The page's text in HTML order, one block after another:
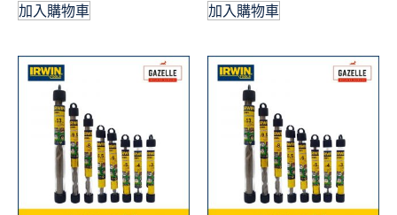
加入購物車 加入購物車